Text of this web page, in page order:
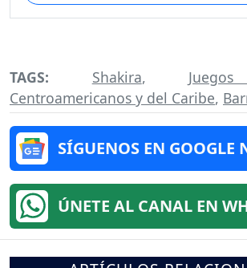
TAGS: Shakira,
Centroamericanos y del Caribe,
SÍGUENOS EN GOOGLE
ÚNETE AL CANAL EN